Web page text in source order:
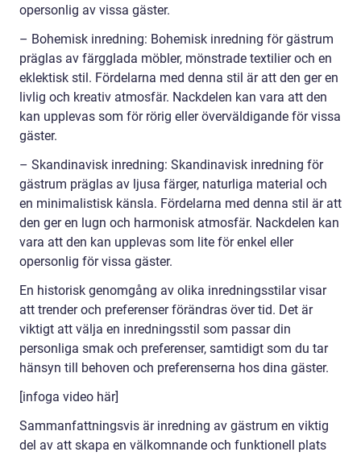
opersonlig av vissa gäster.
– Bohemisk inredning: Bohemisk inredning för gästrum
präglas av färgglada möbler, mönstrade textilier och en
eklektisk stil. Fördelarna med denna stil är att den ger en
livlig och kreativ atmosfär. Nackdelen kan vara att den
kan upplevas som för rörig eller överväldigande för vissa
gäster.
– Skandinavisk inredning: Skandinavisk inredning för
gästrum präglas av ljusa färger, naturliga material och
en minimalistisk känsla. Fördelarna med denna stil är att
den ger en lugn och harmonisk atmosfär. Nackdelen kan
vara att den kan upplevas som lite för enkel eller
opersonlig för vissa gäster.
En historisk genomgång av olika inredningsstilar visar
att trender och preferenser förändras över tid. Det är
viktigt att välja en inredningsstil som passar din
personliga smak och preferenser, samtidigt som du tar
hänsyn till behoven och preferenserna hos dina gäster.
[infoga video här]
Sammanfattningsvis är inredning av gästrum en viktig
del av att skapa en välkomnande och funktionell plats